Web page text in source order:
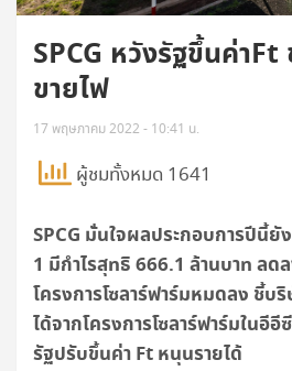
SPCG หวังรัฐขึ้นค่า
ขายไฟ
17 พฤษภาคม 2022 - 10:41 น.
ผู้ชมทั้งหมด 1641
SPCG มั่นใจผลประกอบการปีนี้ยั
1 มีกำไรสุทธิ 666.1 ล้านบาท ลด
โครงการโซลาร์ฟาร์มหมดลง ชี้บ
ได้จากโครงการโซลาร์ฟาร์มในอี
รัฐปรับขึ้นค่าFtหนุนรายได้